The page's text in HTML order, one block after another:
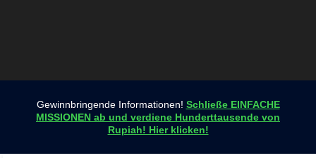
Gewinnbringende Informationen! Schließe EINFACHE
MISSIONEN ab und verdiene Hunderttausende von
Rupiah! Hier klicken!